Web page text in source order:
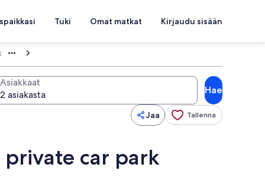
Tuki Omat matkat Kirjaudu sisään
Asiakkaat
Hae
Jaa Tallenna
car park